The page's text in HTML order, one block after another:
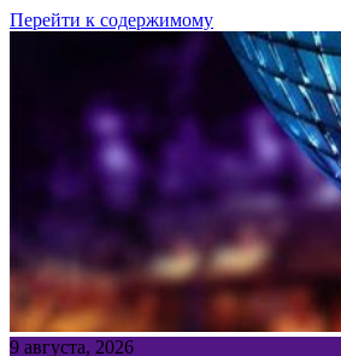
Перейти к содержимому
9 августа, 2026